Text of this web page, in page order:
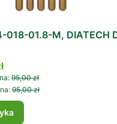
018-01.8-M, DIATECH
95,00 zł
95,00 zł